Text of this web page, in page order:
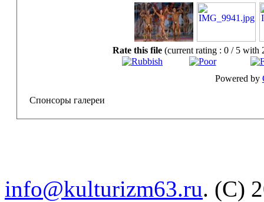
Rate this file (current rating : 0 / 5 with
Powered by
Спонсоры галереи
info@kulturizm63.ru. (C)